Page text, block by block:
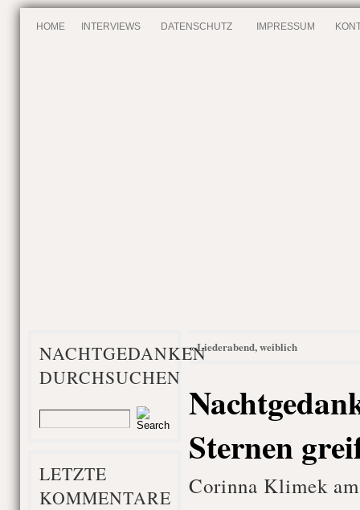
HOME INTERVIEWS DATENSCHUTZ IMPRESSUM
NACHTGEDANKEN
DURCHSUCHEN
LETZTE
KOMMENTARE
«Liederabend, weiblich
Sternen
Corinna Klimek